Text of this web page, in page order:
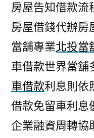
房屋告知借款流
房屋借錢代辦房
當舖專業北投當
車借款世界當舖
車借款利息則依
借款免留車利息
企業融資周轉協